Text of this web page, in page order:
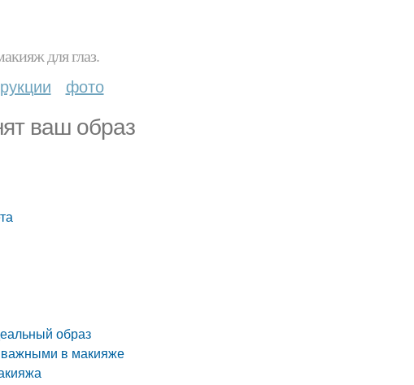
для глаз.
фото
ваш образ
образ
важными в макияже